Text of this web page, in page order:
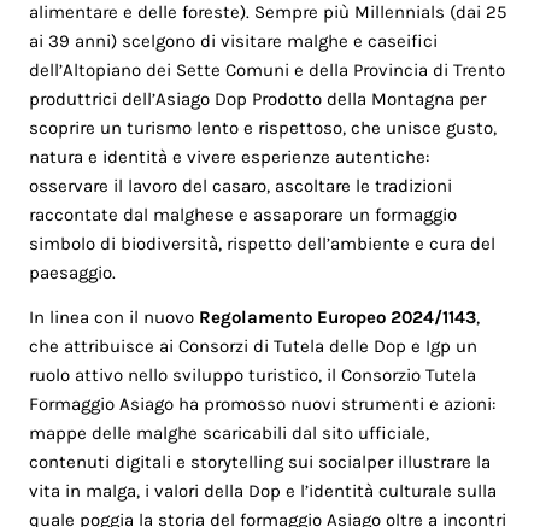
alimentare e delle foreste). Sempre più Millennials (dai 25
ai 39 anni) scelgono di visitare malghe e caseifici
dell’Altopiano dei Sette Comuni e della Provincia di Trento
produttrici dell’Asiago Dop Prodotto della Montagna per
scoprire un turismo lento e rispettoso, che unisce gusto,
natura e identità e vivere esperienze autentiche:
osservare il lavoro del casaro, ascoltare le tradizioni
raccontate dal malghese e assaporare un formaggio
simbolo di biodiversità, rispetto dell’ambiente e cura del
paesaggio.
In linea con il nuovo Regolamento Europeo 2024/1143,
che attribuisce ai Consorzi di Tutela delle Dop e Igp un
ruolo attivo nello sviluppo turistico, il Consorzio Tutela
Formaggio Asiago ha promosso nuovi strumenti e azioni:
mappe delle malghe scaricabili dal sito ufficiale,
contenuti digitali e storytelling sui socialper illustrare la
vita in malga, i valori della Dop e l’identità culturale sulla
quale poggia la storia del formaggio Asiago oltre a incontri